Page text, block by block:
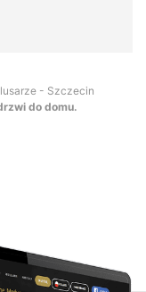
- Szczecin
do domu.